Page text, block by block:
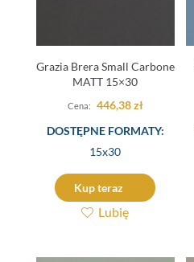
Grazia Brera Small Carbone
MATT 15×30
446,38zł
DOSTĘPNE FORMATY:
15x30
Kup teraz
Lubię